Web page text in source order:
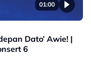
01:00
Dato’ Awie! |
6